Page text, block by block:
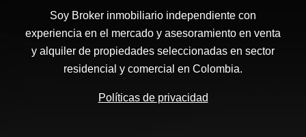
Soy Broker inmobiliario independiente con
experiencia en el mercado y asesoramiento en venta
y alquiler de propiedades seleccionadas en sector
residencial y comercial en Colombia.
Políticas de privacidad